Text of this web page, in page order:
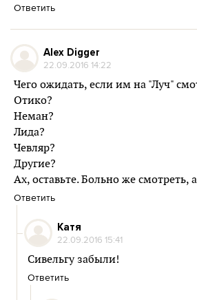
Ответить
Alex Digger
22.09.2016 14:22
Чего ожидать, если им на "Луч"
Отико?
Неман?
Лида?
Чевляр?
Другие?
Ах, оставьте. Больно же смотреть,
Ответить
Катя
22.09.2016 15:41
Сивельгу забыли!
Ответить